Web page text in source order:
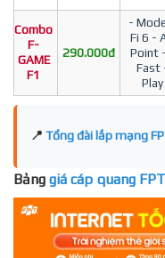
Combo
F-
GAME
F1
290.000đ
-
Fi 6 -
Point
Fast
📍 Tổng đài lắp mạng
Bảng giá cáp quang FPT